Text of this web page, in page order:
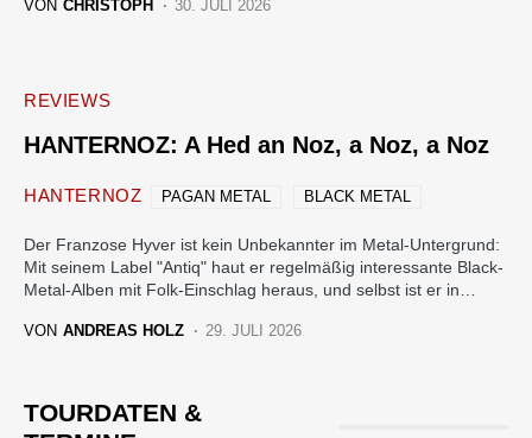
VON CHRISTOPH 30. JULI 2026
REVIEWS
HANTERNOZ: A Hed an Noz, a Noz, a Noz
HANTERNOZ PAGAN METAL BLACK METAL
Der Franzose Hyver ist kein Unbekannter im Metal-Untergrund:
Mit seinem Label "Antiq" haut er regelmäßig interessante Black-
Metal-Alben mit Folk-Einschlag heraus, und selbst ist er in…
VON ANDREAS HOLZ 29. JULI 2026
TOURDATEN &